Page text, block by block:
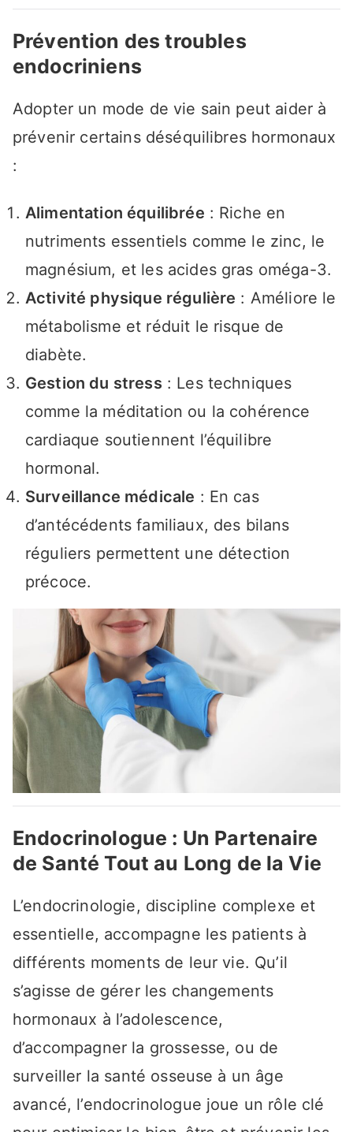
Prévention des troubles
endocriniens
Adopter un mode de vie sain peut aider à
prévenir certains déséquilibres hormonaux
:
Alimentation équilibrée : Riche en
nutriments essentiels comme le zinc, le
magnésium, et les acides gras oméga-3.
Activité physique régulière : Améliore le
métabolisme et réduit le risque de
diabète.
Gestion du stress : Les techniques
comme la méditation ou la cohérence
cardiaque soutiennent l’équilibre
hormonal.
Surveillance médicale : En cas
d’antécédents familiaux, des bilans
réguliers permettent une détection
précoce.
Endocrinologue : Un Partenaire
de Santé Tout au Long de la Vie
L’endocrinologie, discipline complexe et
essentielle, accompagne les patients à
différents moments de leur vie. Qu’il
s’agisse de gérer les changements
hormonaux à l’adolescence,
d’accompagner la grossesse, ou de
surveiller la santé osseuse à un âge
avancé, l’endocrinologue joue un rôle clé